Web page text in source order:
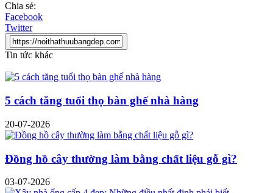
Chia sẻ:
Facebook
Twitter
Tin tức khác
5 cách tăng tuổi thọ bàn ghế nhà hàng
20-07-2026
Đồng hồ cây thường làm bằng chất liệu gỗ gì?
03-07-2026